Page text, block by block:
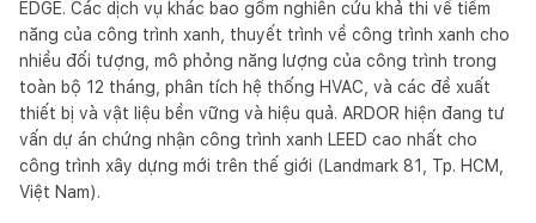
EDGE. Các dịch vụ khác bao gồm nghiên cứu khả thi về tiềm
năng của công trình xanh, thuyết trình về công trình xanh cho
nhiều đối tượng, mô phỏng năng lượng của công trình trong
toàn bộ 12 tháng, phân tích hệ thống HVAC, và các đề xuất
thiết bị và vật liệu bền vững và hiệu quả. ARDOR hiện đang tư
vấn dự án chứng nhận công trình xanh LEED cao nhất cho
công trình xây dựng mới trên thế giới (Landmark 81, Tp. HCM,
Việt Nam).